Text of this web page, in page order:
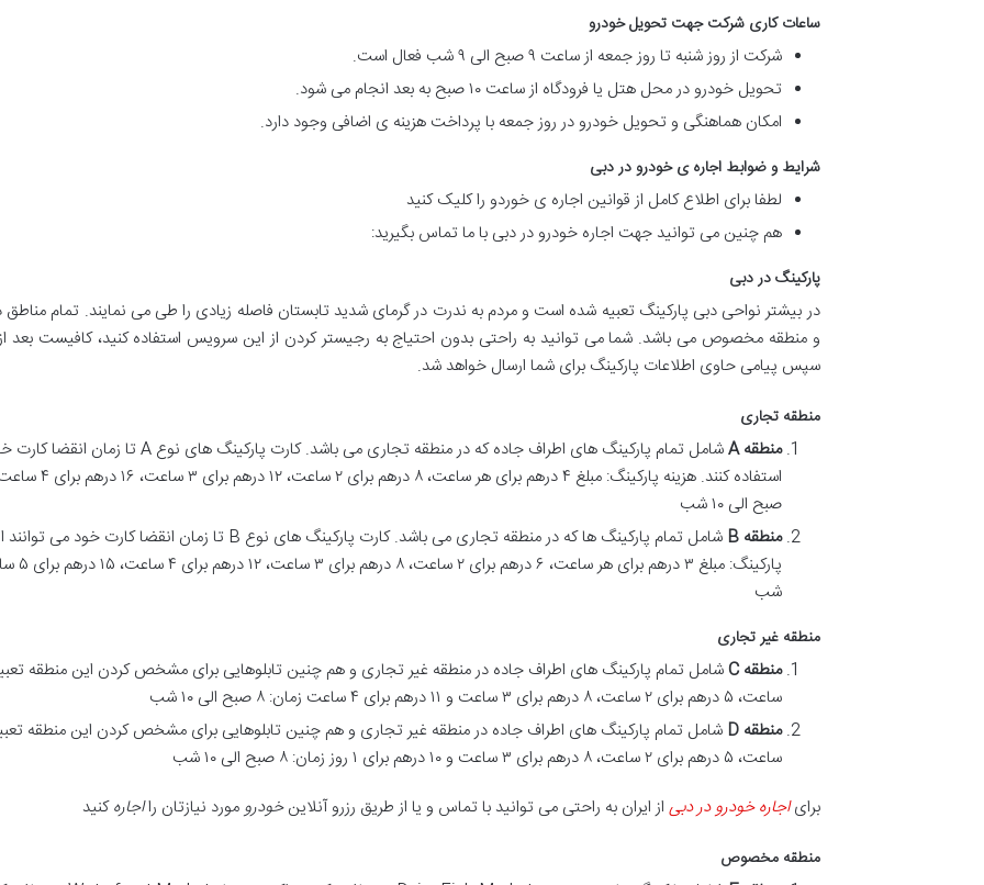
ساعات کاری شرکت جهت تحویل خودرو
شرکت از روز شنبه تا روز جمعه از ساعت ۹ صبح الی ۹ شب فعال است.
تحویل خودرو در محل هتل یا فرودگاه از ساعت ۱۰ صبح به بعد انجام می شود.
امکان هماهنگی و تحویل خودرو در روز جمعه با پرداخت هزینه ی اضافی وجود دارد.
شرایط و ضوابط اجاره ی خودرو در دبی
لطفا برای اطلاع کامل از قوانین اجاره ی خوردو را کلیک کنید
هم چنین می توانید جهت اجاره خودرو در دبی با ما تماس بگیرید:
پارکینگ در دبی
سپس پیامی حاوی اطلاعات پارکینگ برای شما ارسال خواهد شد.
منطقه تجاری
منطقهA
صبح الی ۱۰ شب
منطقه B
شب
منطقه غیر تجاری
منطقهC
ساعت، ۵ درهم برای ۲ ساعت، ۸ درهم برای ۳ ساعت و ۱۱ درهم برای ۴ ساعت زمان: ۸ صبح الی ۱۰ شب
منطقه D
ساعت، ۵ درهم برای ۲ ساعت، ۸ درهم برای ۳ ساعت و ۱۰ درهم برای ۱ روز زمان: ۸ صبح الی ۱۰ شب
برای اجاره خودرو در دبی از ایران به راحتی می توانید با تماس و یا از طریق رزرو آنلاینخودرو مورد نیازتان رااجارهکنید
منطقه مخصوص